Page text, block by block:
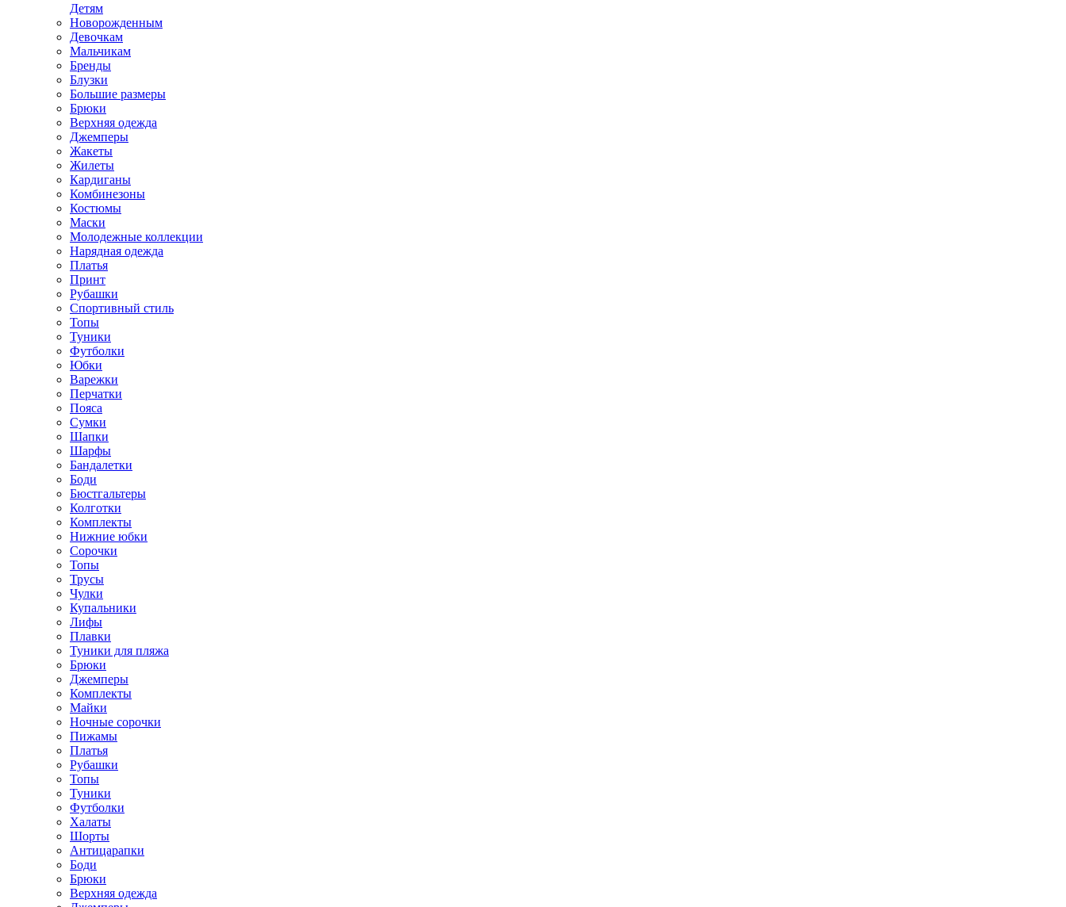
Детям
Новорожденным
Девочкам
Мальчикам
Бренды
Блузки
Большие размеры
Брюки
Верхняя одежда
Джемперы
Жакеты
Жилеты
Кардиганы
Комбинезоны
Костюмы
Маски
Молодежные коллекции
Нарядная одежда
Платья
Принт
Рубашки
Спортивный стиль
Топы
Туники
Футболки
Юбки
Варежки
Перчатки
Пояса
Сумки
Шапки
Шарфы
Бандалетки
Боди
Бюстгальтеры
Колготки
Комплекты
Нижние юбки
Сорочки
Топы
Трусы
Чулки
Купальники
Лифы
Плавки
Туники для пляжа
Брюки
Джемперы
Комплекты
Майки
Ночные сорочки
Пижамы
Платья
Рубашки
Топы
Туники
Футболки
Халаты
Шорты
Антицарапки
Боди
Брюки
Верхняя одежда